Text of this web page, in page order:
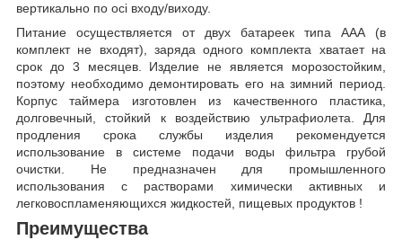
вертикально по осі входу/виходу.
Питание осуществляется от двух батареек типа ААА (в
комплект не входят), заряда одного комплекта хватает на
срок до 3 месяцев. Изделие не является морозостойким,
поэтому необходимо демонтировать его на зимний период.
Корпус таймера изготовлен из качественного пластика,
долговечный, стойкий к воздействию ультрафиолета. Для
продления срока службы изделия рекомендуется
использование в системе подачи воды фильтра грубой
очистки. Не предназначен для промышленного
использования с растворами химически активных и
легковоспламеняющихся жидкостей, пищевых продуктов !
Преимущества